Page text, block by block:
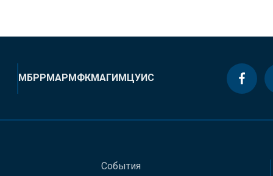
МБРРМАРМФКМАГИМЦУИС
События